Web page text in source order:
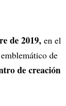
de 2019, en el
de
de creación